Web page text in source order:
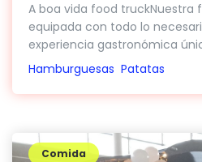
A boa vida food truckNuestra
equipada con todo lo
experiencia gastronómica
Hamburguesas Patatas
Comida